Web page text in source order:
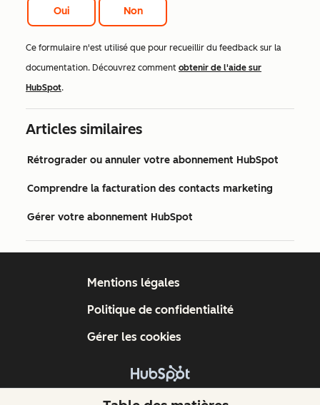
Oui Non
Ce formulaire n'est utilisé que pour recueillir du feedback sur la
documentation. Découvrez comment obtenir de l'aide sur
HubSpot.
Articles similaires
Rétrograder ou annuler votre abonnement HubSpot
Comprendre la facturation des contacts marketing
Gérer votre abonnement HubSpot
Copyright © 2026 HubSpot, Inc.
Mentions légales
Politique de confidentialité
Gérer les cookies